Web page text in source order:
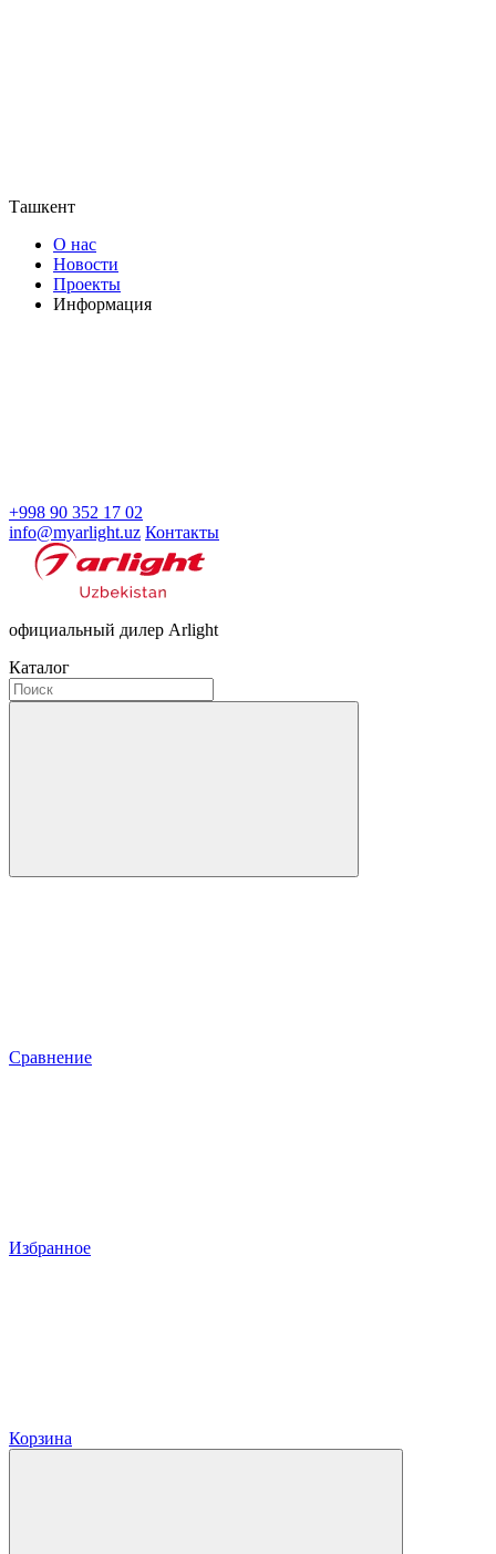
Ташкент
О нас
Новости
Проекты
Информация
+998 90 352 17 02
info@myarlight.uz Контакты
официальный дилер Arlight
Каталог
Сравнение
Избранное
Корзина